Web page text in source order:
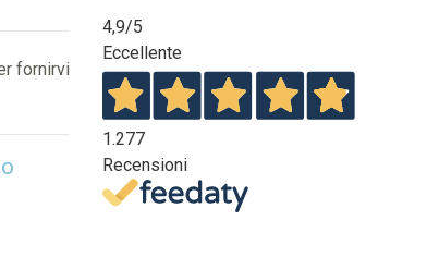
fornirvi
4,9/5
Eccellente
1.277
Recensioni